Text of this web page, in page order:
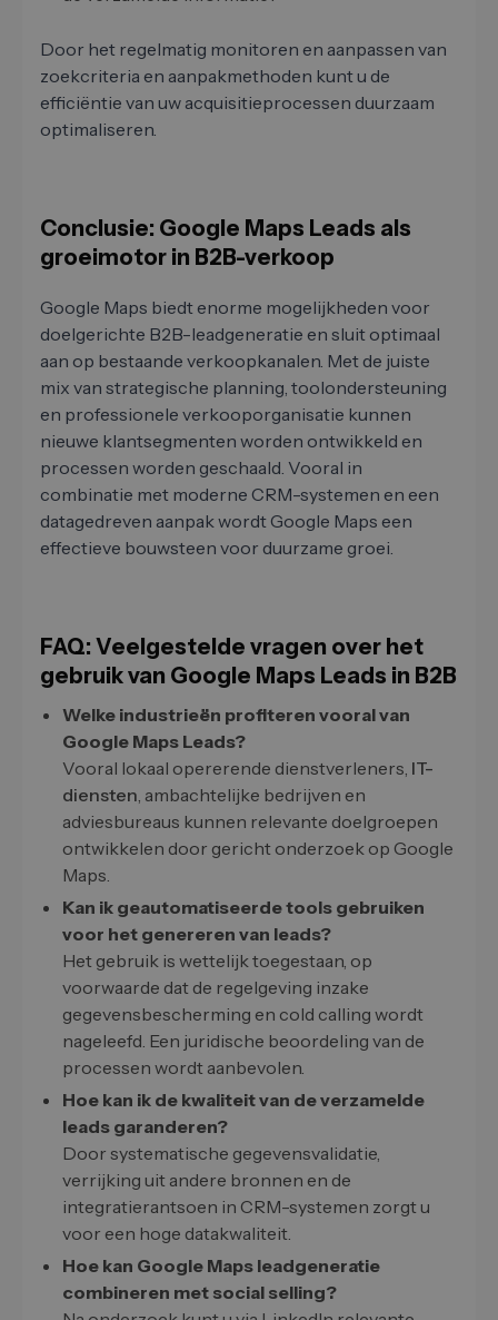
Door het regelmatig monitoren en aanpassen van
zoekcriteria en aanpakmethoden kunt u de
efficiëntie van uw acquisitieprocessen duurzaam
optimaliseren.
Conclusie: Google Maps Leads als
groeimotor in B2B-verkoop
Google Maps biedt enorme mogelijkheden voor
doelgerichte B2B-leadgeneratie en sluit optimaal
aan op bestaande verkoopkanalen. Met de juiste
mix van strategische planning, toolondersteuning
en professionele verkooporganisatie kunnen
nieuwe klantsegmenten worden ontwikkeld en
processen worden geschaald. Vooral in
combinatie met moderne CRM-systemen en een
datagedreven aanpak wordt Google Maps een
effectieve bouwsteen voor duurzame groei.
FAQ: Veelgestelde vragen over het
gebruik van Google Maps Leads in B2B
Welke industrieën profiteren vooral van
Google Maps Leads?
Vooral lokaal opererende dienstverleners, IT-
diensten, ambachtelijke bedrijven en
adviesbureaus kunnen relevante doelgroepen
ontwikkelen door gericht onderzoek op Google
Maps.
Kan ik geautomatiseerde tools gebruiken
voor het genereren van leads?
Het gebruik is wettelijk toegestaan, op
voorwaarde dat de regelgeving inzake
gegevensbescherming en cold calling wordt
nageleefd. Een juridische beoordeling van de
processen wordt aanbevolen.
Hoe kan ik de kwaliteit van de verzamelde
leads garanderen?
Door systematische gegevensvalidatie,
verrijking uit andere bronnen en de
integratierantsoen in CRM-systemen zorgt u
voor een hoge datakwaliteit.
Hoe kan Google Maps leadgeneratie
combineren met social selling?